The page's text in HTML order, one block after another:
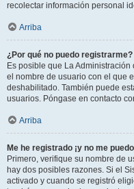
recolectar información personal
Arriba
¿Por qué no puedo registrarme?
Es posible que La
el nombre de usuario con el que
deshabilitado. También puede
usuarios. Póngase en contacto
Arriba
Me he registrado ¡y no me
Primero, verifique su nombre de
hay dos posibles razones. Si el
activado y cuando se registró